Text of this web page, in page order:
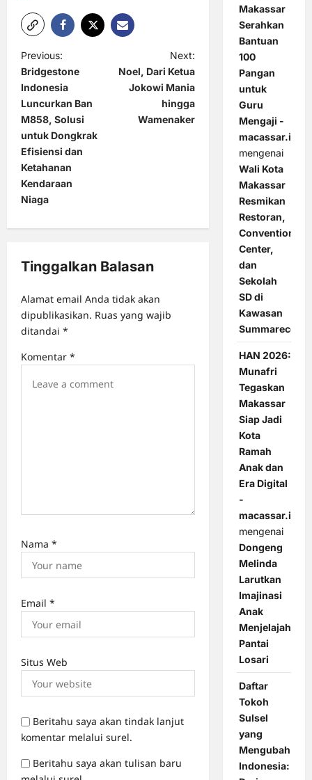
P
o
s
t
n
a
v
i
g
t
i
o
n
Previous:
Bridgestone
Indonesia
Luncurkan Ban
M858, Solusi
untuk Dongkrak
Efisiensi dan
Ketahanan
Kendaraan
Niaga
Next:
Noel, Dari Ketua
Jokowi Mania
hingga
Wamenaker
Tinggalkan Balasan
Alamat email Anda tidak akan
dipublikasikan. Ruas yang wajib
ditandai *
Komentar *
Nama *
Email *
Situs Web
Beritahu saya akan tindak lanjut
komentar melalui surel.
Beritahu saya akan tulisan baru
Makassar
Serahkan
Bantuan
100
Pangan
untuk
Guru
Mengaji -
macassar.id
mengenai
Wali Kota
Makassar
Resmikan
Restoran,
Convention
Center,
dan
Sekolah
SD di
Kawasan
Summarecon
HAN 2026:
Munafri
Tegaskan
Makassar
Siap Jadi
Kota
Ramah
Anak dan
Era Digital
-
macassar.id
mengenai
Dongeng
Melinda
Larutkan
Imajinasi
Anak
Menjelajah
Pantai
Losari
Daftar
Tokoh
Sulsel
yang
Mengubah
Indonesia: